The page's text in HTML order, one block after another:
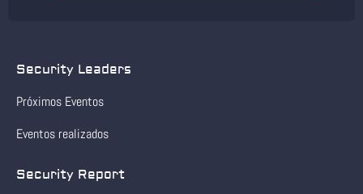
Security Leaders
Próximos Eventos
Eventos realizados
Security Report